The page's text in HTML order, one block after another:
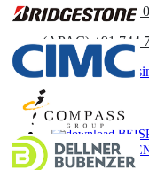
UK+44 808 502
(APAC) +91 744
E-Mail